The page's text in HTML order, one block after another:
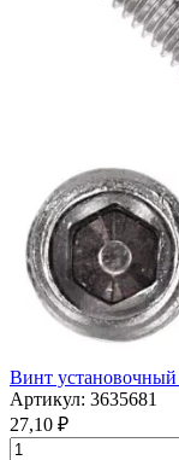
Винт
Артикул: 3635681
27,10 ₽